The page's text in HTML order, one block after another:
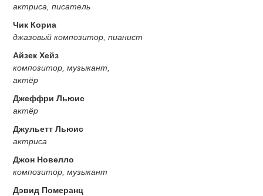
актриса, писатель
Чик Кориа
джазовый композитор, пианист
Айзек Хейз
композитор, музыкант,
актёр
Джеффри Льюис
актёр
Джульетт Льюис
актриса
Джон Новелло
композитор, музыкант
Дэвид Померанц